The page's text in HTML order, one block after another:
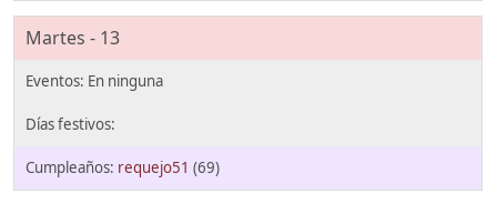
Martes - 13
requejo51 (69)